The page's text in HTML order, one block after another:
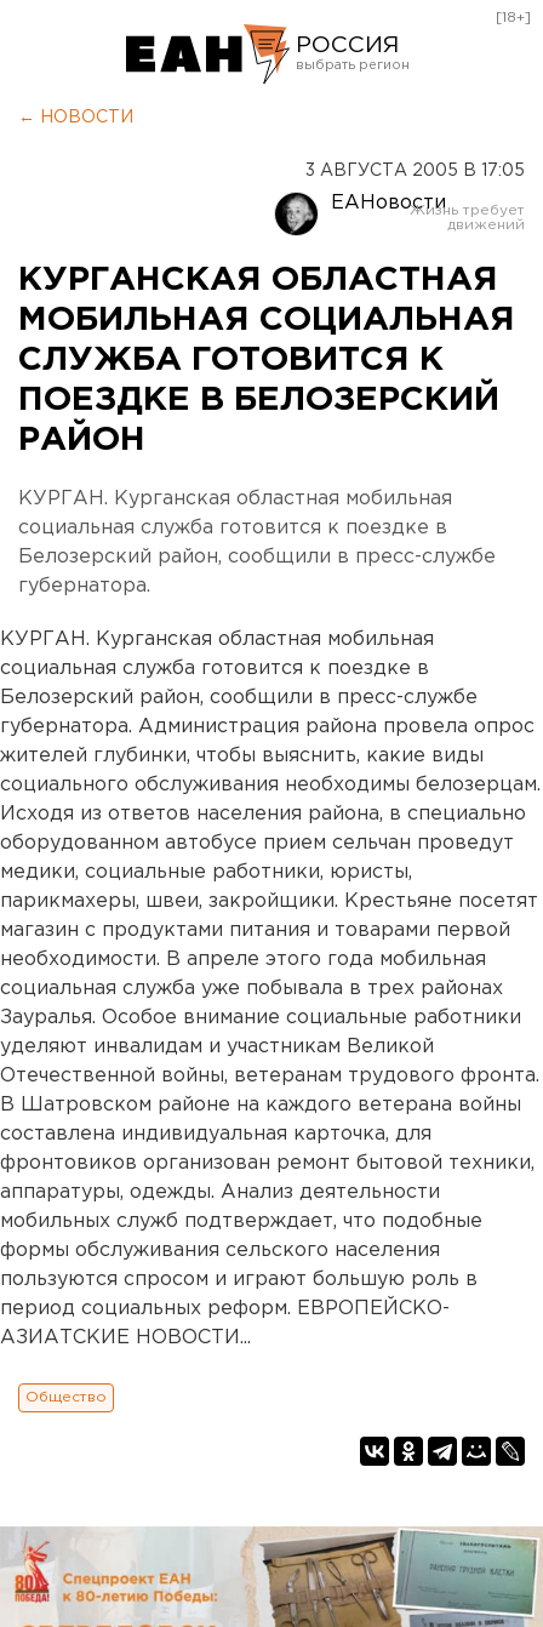
РОССИЯ
Оренбург
[18+]
← НОВОСТИ
3 АВГУСТА 2005 В 17:05
ЕАНовости
КУРГАНСКАЯ ОБЛАСТНАЯ
МОБИЛЬНАЯ СОЦИАЛЬНАЯ
СЛУЖБА ГОТОВИТСЯ К
ПОЕЗДКЕ В БЕЛОЗЕРСКИЙ
РАЙОН
КУРГАН. Курганская областная мобильная
социальная служба готовится к поездке в
Белозерский район, сообщили в пресс-службе
губернатора.
КУРГАН. Курганская областная мобильная
социальная служба готовится к поездке в
Белозерский район, сообщили в пресс-службе
губернатора. Администрация района провела опрос
жителей глубинки, чтобы выяснить, какие виды
социального обслуживания необходимы белозерцам.
Исходя из ответов населения района, в специально
оборудованном автобусе прием сельчан проведут
медики, социальные работники, юристы,
парикмахеры, швеи, закройщики. Крестьяне посетят
магазин с продуктами питания и товарами первой
необходимости. В апреле этого года мобильная
социальная служба уже побывала в трех районах
Зауралья. Особое внимание социальные работники
уделяют инвалидам и участникам Великой
Отечественной войны, ветеранам трудового фронта.
В Шатровском районе на каждого ветерана войны
составлена индивидуальная карточка, для
фронтовиков организован ремонт бытовой техники,
аппаратуры, одежды. Анализ деятельности
мобильных служб подтверждает, что подобные
формы обслуживания сельского населения
пользуются спросом и играют большую роль в
период социальных реформ. ЕВРОПЕЙСКО-
АЗИАТСКИЕ НОВОСТИ...
Общество